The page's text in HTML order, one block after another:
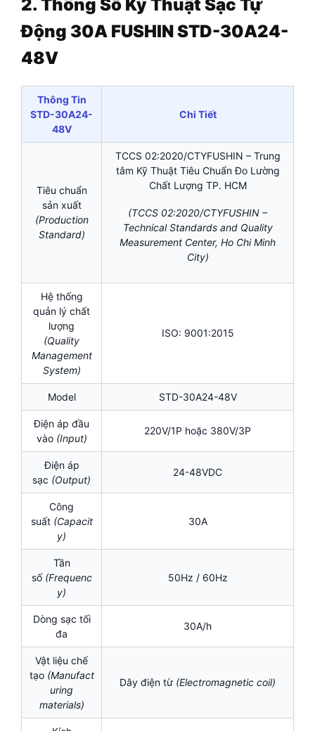
2. Thông Số Kỹ Thuật Sạc Tự
Động 30A FUSHIN STD-30A24-
48V
Thông Tin
STD-30A24-
48V
Chi Tiết
Tiêu chuẩn
sản xuất
(Production
Standard)
TCCS 02:2020/CTYFUSHIN – Trung
tâm Kỹ Thuật Tiêu Chuẩn Đo Lường
Chất Lượng TP. HCM
(TCCS 02:2020/CTYFUSHIN –
Technical Standards and Quality
Measurement Center, Ho Chi Minh
City)
Hệ thống
quản lý chất
lượng
(Quality
Management
System)
ISO: 9001:2015
Model STD-30A24-48V
Điện áp đầu
vào (Input)
220V/1P hoặc 380V/3P
Điện áp
sạc (Output)
24-48VDC
Công
suất (Capacit
y)
30A
Tần
số (Frequenc
y)
50Hz / 60Hz
Dòng sạc tối
đa
30A/h
Vật liệu chế
tạo (Manufact
uring
materials)
Dây điện từ (Electromagnetic coil)